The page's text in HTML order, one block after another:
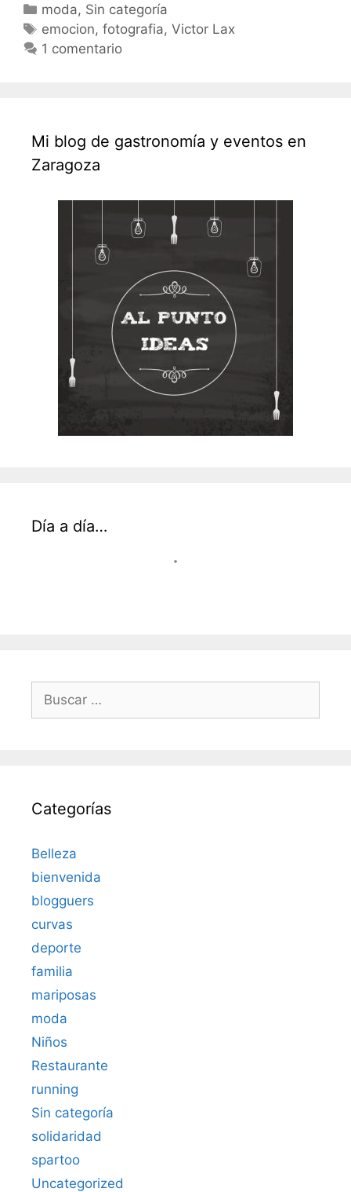
Categorías
moda, Sin categoría
Etiquetas
emocion,fotografia,Victor Lax
1 comentario
Mi blog de gastronomía y eventos en
Zaragoza
Día a día…
Buscar:
Categorías
Belleza
bienvenida
blogguers
curvas
deporte
familia
mariposas
moda
Niños
Restaurante
running
Sin categoría
solidaridad
spartoo
Uncategorized